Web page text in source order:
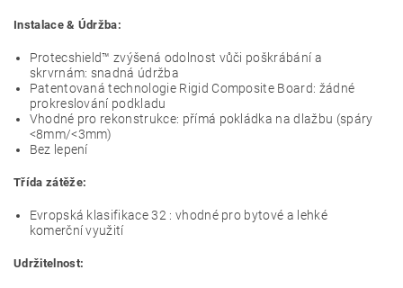
Instalace & Údržba:
Protecshield™ zvýšená odolnost vůči poškrábání a
skrvrnám: snadná údržba
Patentovaná technologie Rigid Composite Board: žádné
prokreslování podkladu
Vhodné pro rekonstrukce: přímá pokládka na dlažbu (spáry
<8mm/<3mm)
Bez lepení
Třída zátěže:
Evropská klasifikace 32 : vhodné pro bytové a lehké
komerční využití
Udržitelnost: